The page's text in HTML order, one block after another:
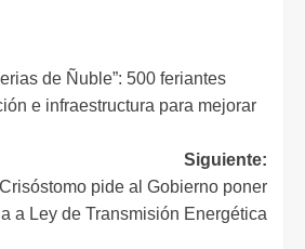
de Ñuble”: 500 feriantes
e infraestructura para mejorar
Siguiente:
pide al Gobierno poner
a Ley de Transmisión Energética